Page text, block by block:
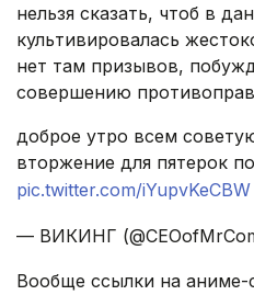
нельзя сказать, чтоб в
культивировалась
нет там призывов,
совершению
доброе утро всем
вторжение для пятерок
pic.twitter.com/iYupvKeCBW
— ВИКИНГ
Вообще ссылки на